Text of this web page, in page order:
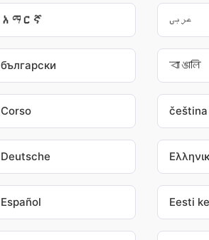
አማርኛ عربى
български বাঙালি
Corso čeština
Deutsche
Español Eesti